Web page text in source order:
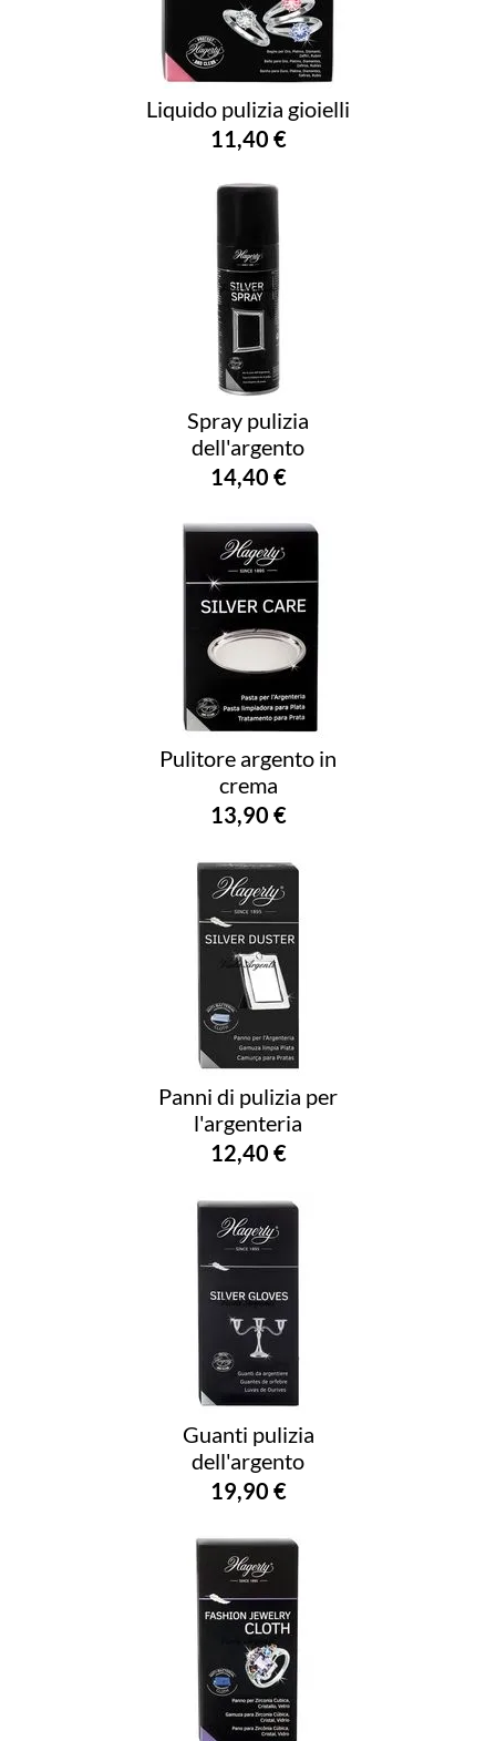
Liquido pulizia gioielli
11,40 €
Spray pulizia
dell'argento
14,40 €
Pulitore argento in
crema
13,90 €
Panni di pulizia per
l'argenteria
12,40 €
Guanti pulizia
dell'argento
19,90 €